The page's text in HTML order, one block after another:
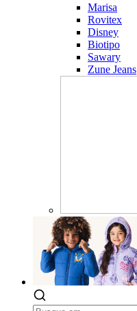
Marisa
Rovitex
Disney
Biotipo
Sawary
Zune Jeans